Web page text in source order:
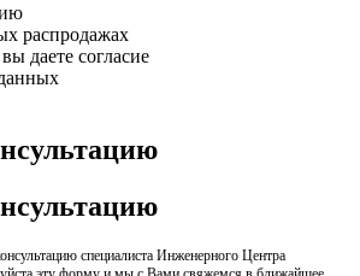
распродажах
даете согласие
специалиста Инженерного Центра